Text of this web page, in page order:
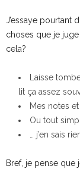
J’essaye pourtant
choses que je
cela?
Laisse
lit ça assez
Mes notes
Ou tout
… j’en sais
Bref, je pense que